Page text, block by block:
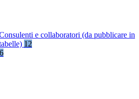
e collaboratori (da pubblicare in
12